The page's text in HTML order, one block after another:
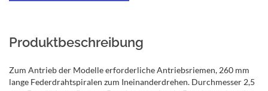
Produktbeschreibung
Zum Antrieb der Modelle erforderliche Antriebsriemen, 260 mm
lange Federdrahtspiralen zum Ineinanderdrehen. Durchmesser 2,5